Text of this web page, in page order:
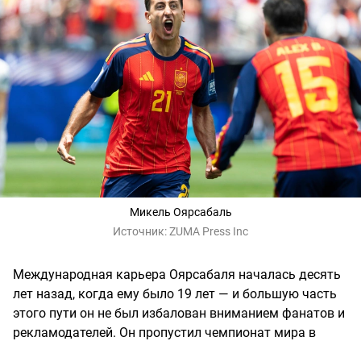
Микель Оярсабаль
Источник:ZUMA Press Inc
Международная карьера Оярсабаля началась десять
лет назад, когда ему было 19 лет — и большую часть
этого пути он не был избалован вниманием фанатов и
рекламодателей. Он пропустил чемпионат мира в